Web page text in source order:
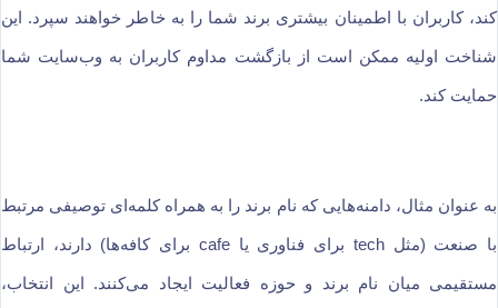
کند، کاربران با اطمینان بیشتری برند شما را به خاطر خواهند سپرد. این
شناخت اولیه ممکن است از بازگشت مداوم کاربران به وب‌سایت شما
حمایت کند.
به عنوان مثال، دامنه‌هایی که نام برند را به همراه کلمه‌ای توصیفی مرتبط
با صنعت (مثل tech برای فناوری یا cafe برای کافه‌ها) دارند، ارتباط
مستقیمی میان نام برند و حوزه فعالیت ایجاد می‌کنند. این انتخاب،